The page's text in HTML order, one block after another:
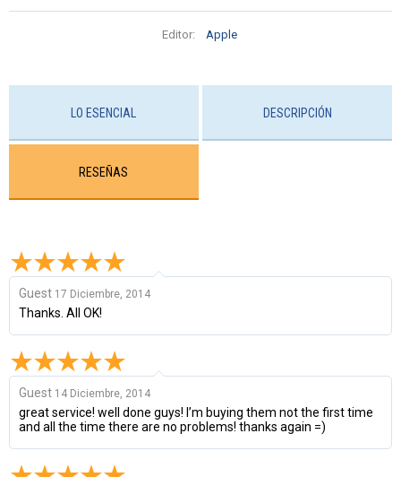
Editor: Apple
LO ESENCIAL DESCRIPCIÓN
RESEÑAS
Guest 17 Diciembre, 2014
Thanks. All OK!
Guest 14 Diciembre, 2014
great service! well done guys! I’m buying them not the first time
and all the time there are no problems! thanks again =)